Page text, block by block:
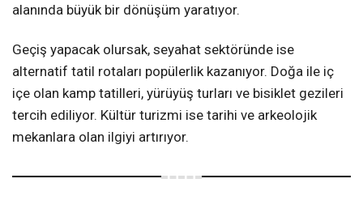
alanında büyük bir dönüşüm yaratıyor.
Geçiş yapacak olursak, seyahat sektöründe ise
alternatif tatil rotaları popülerlik kazanıyor. Doğa ile iç
içe olan kamp tatilleri, yürüyüş turları ve bisiklet gezileri
tercih ediliyor. Kültür turizmi ise tarihi ve arkeolojik
mekanlara olan ilgiyi artırıyor.